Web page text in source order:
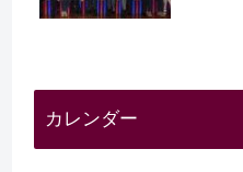
カレンダー